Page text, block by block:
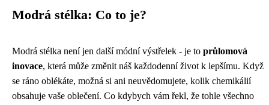
Modrá stélka: Co to je?
Modrá stélka není jen další módní výstřelek - je to průlomová
inovace, která může změnit náš každodenní život k lepšímu. Když
se ráno oblékáte, možná si ani neuvědomujete, kolik chemikálií
obsahuje vaše oblečení. Co kdybych vám řekl, že tohle všechno